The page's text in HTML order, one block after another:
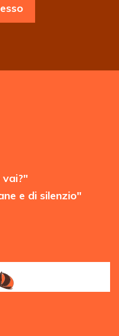
vai?"
e di silenzio"